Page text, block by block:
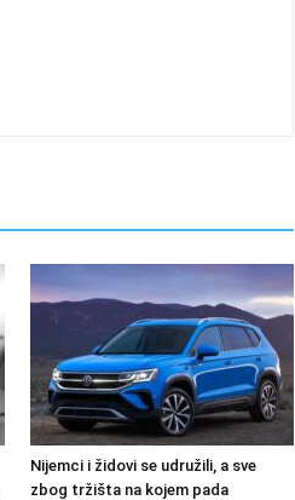
Nijemci i židovi se udružili, a sve
zbog tržišta na kojem pada